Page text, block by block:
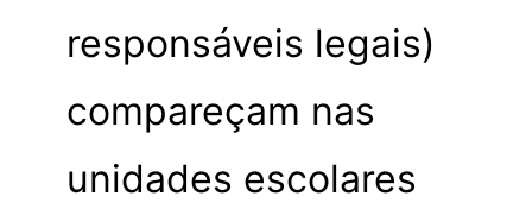
responsáveis legais)
compareçam nas
unidades escolares